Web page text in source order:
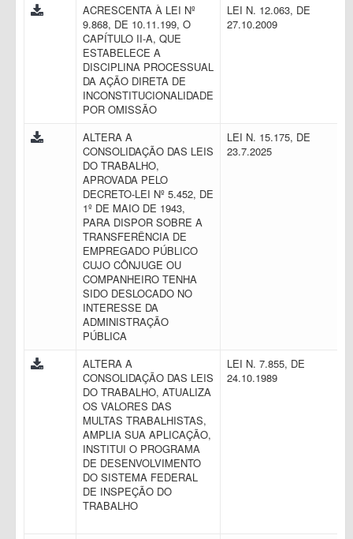
ACRESCENTA À LEI Nº
9.868, DE 10.11.199, O
CAPÍTULO II-A, QUE
ESTABELECE A
DISCIPLINA PROCESSUAL
DA AÇÃO DIRETA DE
INCONSTITUCIONALIDADE
POR OMISSÃO
LEI N. 12.063, DE
27.10.2009
ALTERA A
CONSOLIDAÇÃO DAS LEIS
DO TRABALHO,
APROVADA PELO
DECRETO-LEI Nº 5.452, DE
1º DE MAIO DE 1943,
PARA DISPOR SOBRE A
TRANSFERÊNCIA DE
EMPREGADO PÚBLICO
CUJO CÔNJUGE OU
COMPANHEIRO TENHA
SIDO DESLOCADO NO
INTERESSE DA
ADMINISTRAÇÃO
PÚBLICA
LEI N. 15.175, DE
23.7.2025
ALTERA A
CONSOLIDAÇÃO DAS LEIS
DO TRABALHO, ATUALIZA
OS VALORES DAS
MULTAS TRABALHISTAS,
AMPLIA SUA APLICAÇÃO,
INSTITUI O PROGRAMA
DE DESENVOLVIMENTO
DO SISTEMA FEDERAL
DE INSPEÇÃO DO
TRABALHO
LEI N. 7.855, DE
24.10.1989